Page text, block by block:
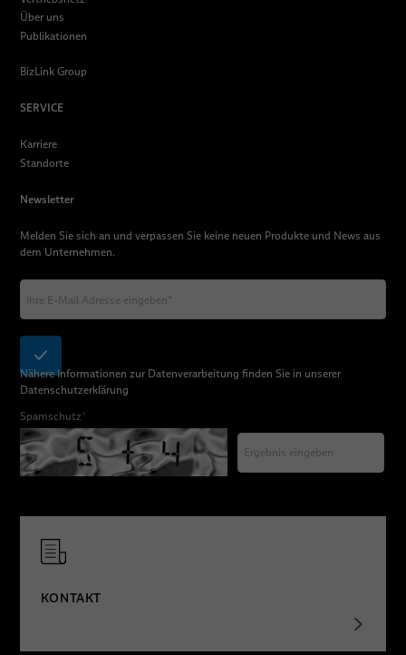
Über uns
Publikationen
BizLink Group
SERVICE
Karriere
Standorte
Newsletter
Melden Sie sich an und verpassen Sie keine neuen Produkte und News aus
dem Unternehmen.
Nähere Informationen zur Datenverarbeitung finden Sie in unserer
Datenschutzerklärung
Spamschutz*
KONTAKT